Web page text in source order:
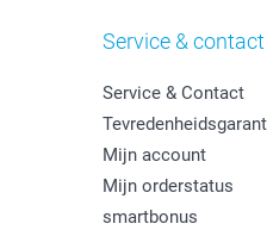
Service & contact
Service & Contact
Mijn account
Mijn orderstatus
smartbonus